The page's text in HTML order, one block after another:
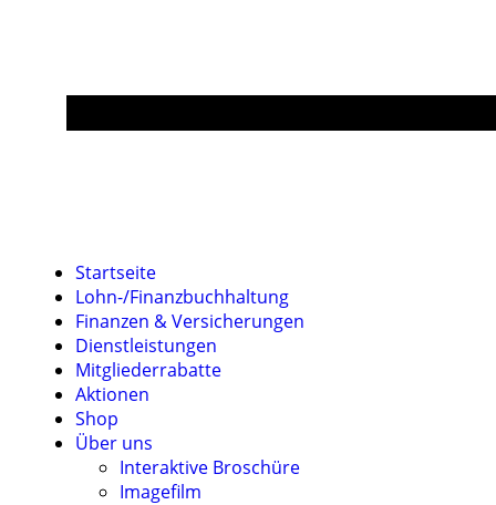
Startseite
Lohn-/Finanzbuchhaltung
Finanzen & Versicherungen
Dienstleistungen
Mitgliederrabatte
Aktionen
Shop
Über uns
Interaktive Broschüre
Imagefilm